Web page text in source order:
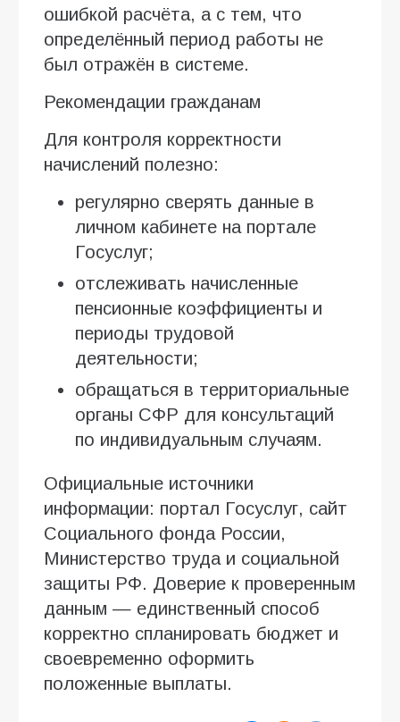
ошибкой расчёта, а с тем, что
определённый период работы не
был отражён в системе.
Рекомендации гражданам
Для контроля корректности
начислений полезно:
регулярно сверять данные в
личном кабинете на портале
Госуслуг;
отслеживать начисленные
пенсионные коэффициенты и
периоды трудовой
деятельности;
обращаться в территориальные
органы СФР для консультаций
по индивидуальным случаям.
Официальные источники
информации: портал Госуслуг, сайт
Социального фонда России,
Министерство труда и социальной
защиты РФ. Доверие к проверенным
данным — единственный способ
корректно спланировать бюджет и
своевременно оформить
положенные выплаты.